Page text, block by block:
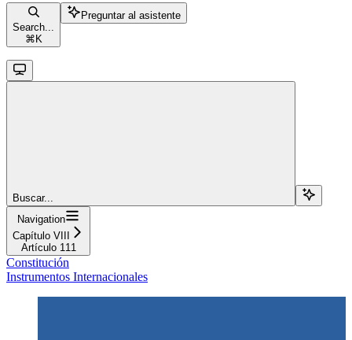
Search...
⌘ K
Preguntar al asistente
Buscar...
Navigation
Capítulo VIII
Artículo 111
Constitución
Instrumentos Internacionales